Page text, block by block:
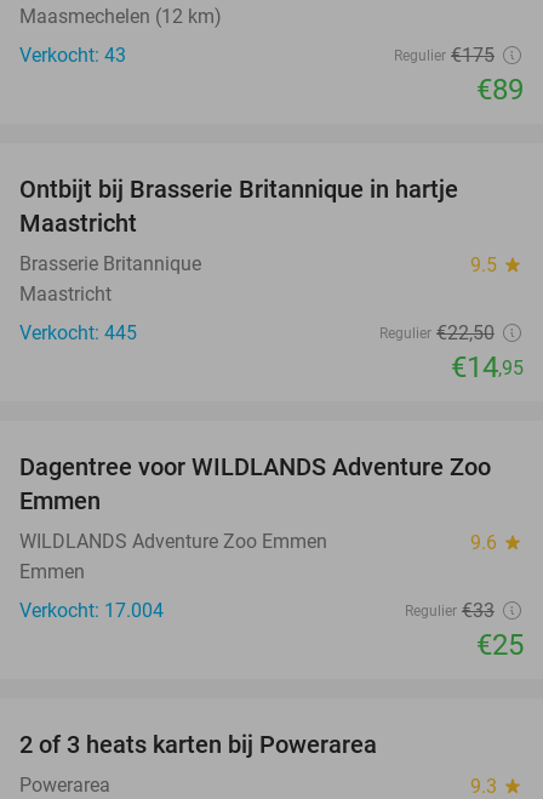
Maasmechelen (12 km)
Verkocht: 43
Regulier €175
€89
Ontbijt bij Brasserie Britannique in hartje
Maastricht
Brasserie Britannique 9.5 star
Maastricht
Verkocht: 445
Regulier €22,50
€14,95
24%
Dagentree voor WILDLANDS Adventure Zoo
Emmen
WILDLANDS Adventure Zoo Emmen 9.6 star
Emmen
Verkocht: 17.004
Regulier €33
€25
2 of 3 heats karten bij Powerarea
Powerarea 9.3 star